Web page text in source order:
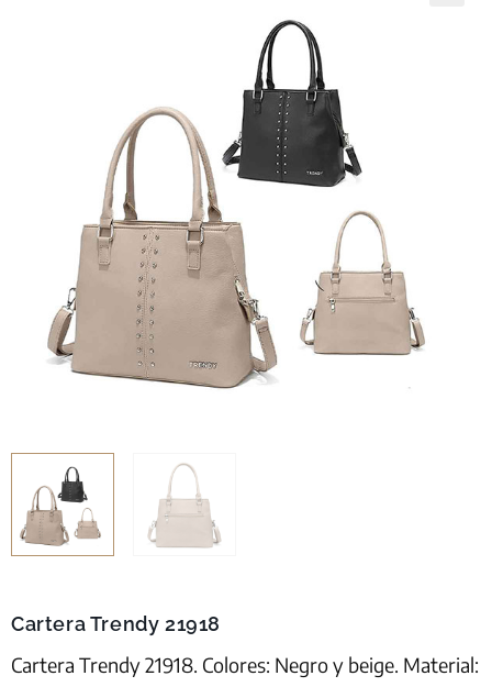
Cartera Trendy 21918
Cartera Trendy 21918. Colores: Negro y beige. Material: